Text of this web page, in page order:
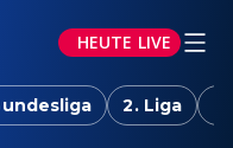
HEUTE LIVE
2. Liga